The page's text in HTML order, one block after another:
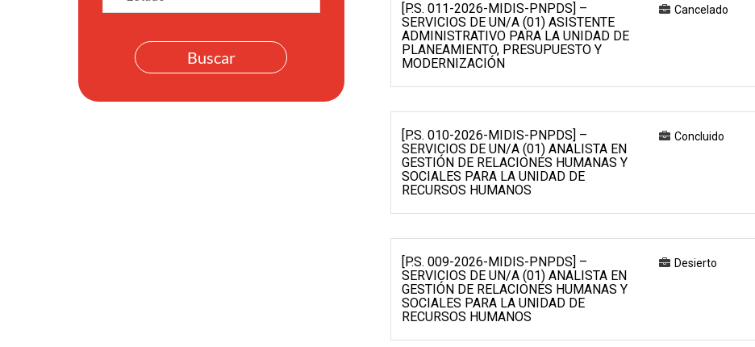
[P.S. 011-2026-MIDIS-PNPDS] –
SERVICIOS DE UN/A (01) ASISTENTE
ADMINISTRATIVO PARA LA UNIDAD DE
PLANEAMIENTO, PRESUPUESTO Y
MODERNIZACIÓN
Cancelado
[P.S. 010-2026-MIDIS-PNPDS] –
SERVICIOS DE UN/A (01) ANALISTA EN
GESTIÓN DE RELACIONES HUMANAS Y
SOCIALES PARA LA UNIDAD DE
RECURSOS HUMANOS
Concluido
[P.S. 009-2026-MIDIS-PNPDS] –
SERVICIOS DE UN/A (01) ANALISTA EN
GESTIÓN DE RELACIONES HUMANAS Y
SOCIALES PARA LA UNIDAD DE
RECURSOS HUMANOS
Desierto